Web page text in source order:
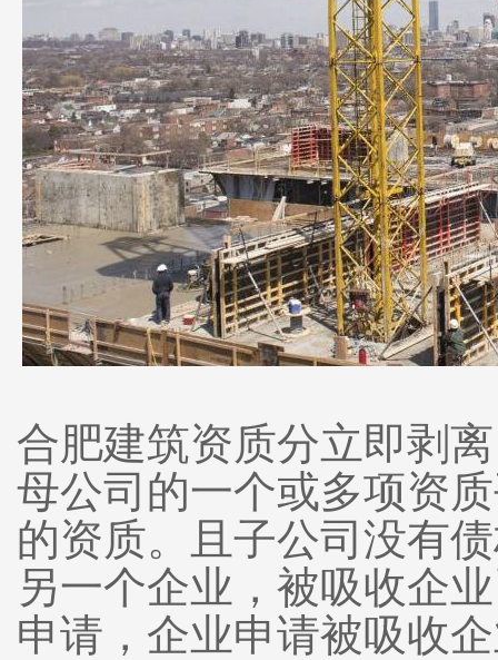
合肥建筑资质分立即剥
母公司的一个或多项资
的资质。且子公司没有
另一个企业，被吸收企
申请，企业申请被吸收